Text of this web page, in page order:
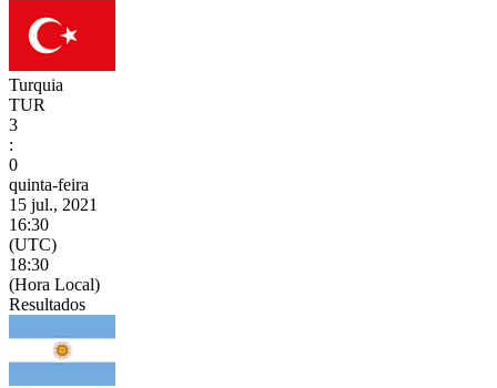
Turquia
TUR
3
:
0
quinta-feira
15 jul., 2021
16:30
(UTC)
18:30
(Hora Local)
Resultados